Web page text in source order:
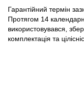
Гарантійний термін
Протягом 14
використовувався,
комплектація та